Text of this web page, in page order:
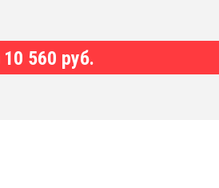
10 560 руб.